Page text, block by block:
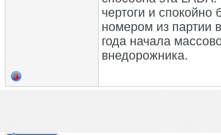
чертоги и
номером из партии
года начала
внедорожника.